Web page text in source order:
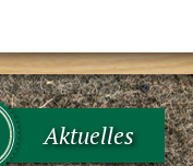
Aktuelles